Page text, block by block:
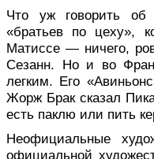
Что уж говорить об
«братьев по цеху»,
Матиссе — ничего,
Сезанн. Но и во
легким. Его
Жорж Брак сказал
есть паклю или пить
Неофициальные
официальной